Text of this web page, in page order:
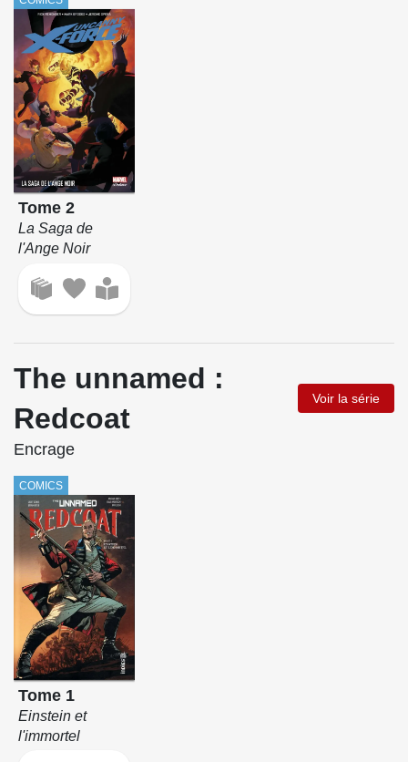
Tome 2
La Saga de
l'Ange Noir
The unnamed :
Redcoat
Voir la série
Encrage
COMICS
Tome 1
Einstein et
l'immortel